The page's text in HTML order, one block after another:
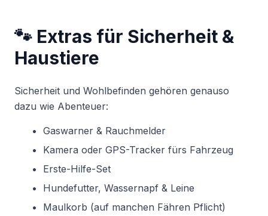
🐾 Extras für Sicherheit &
Haustiere
Sicherheit und Wohlbefinden gehören genauso
dazu wie Abenteuer:
Gaswarner & Rauchmelder
Kamera oder GPS-Tracker fürs Fahrzeug
Erste-Hilfe-Set
Hundefutter, Wassernapf & Leine
Maulkorb (auf manchen Fähren Pflicht)